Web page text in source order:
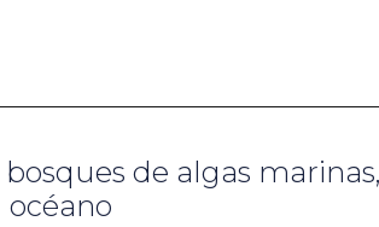
de algas marinas,
océano